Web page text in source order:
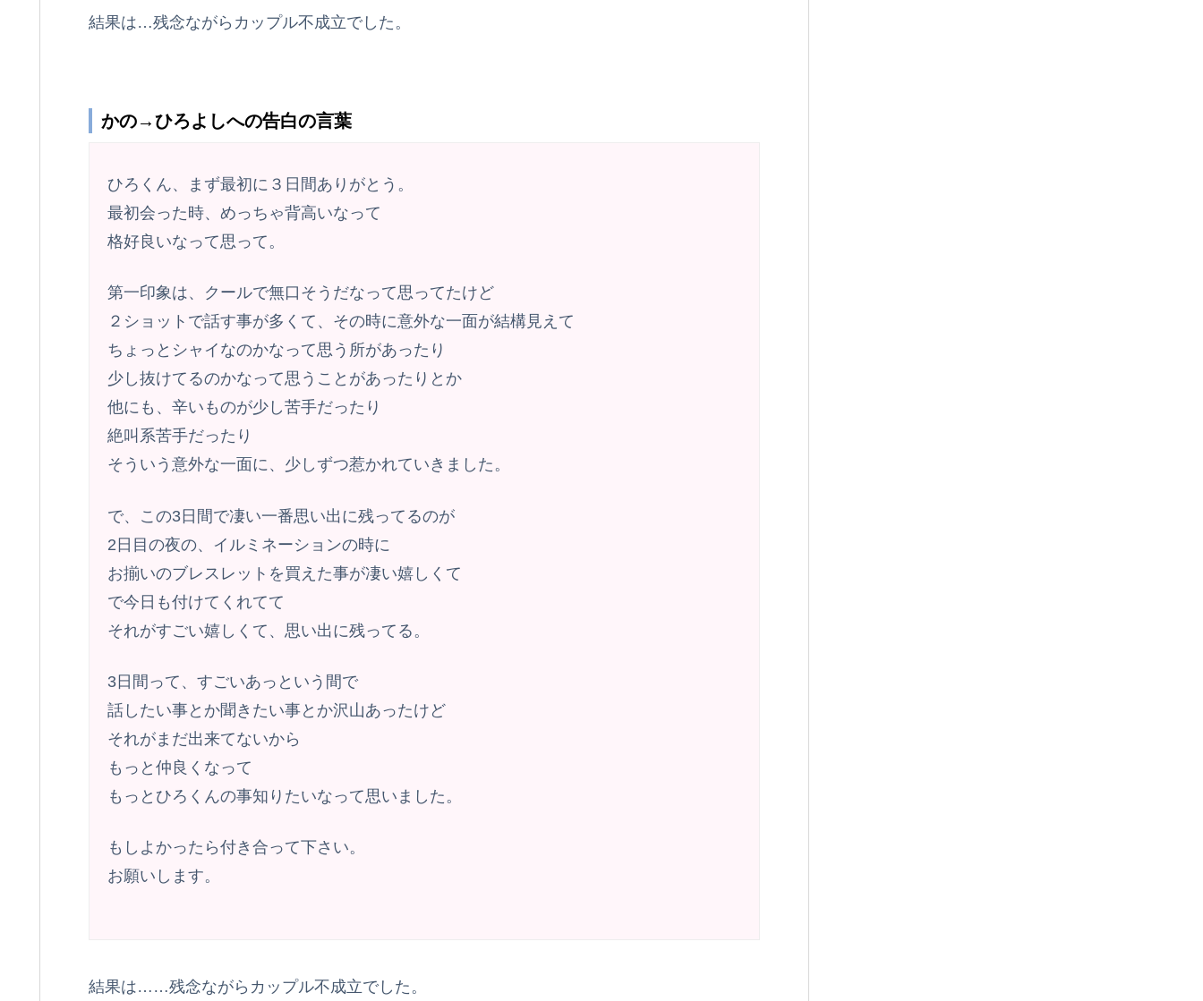
結果は…残念ながらカップル不成立でした。
かの→ひろよしへの告白の言葉
ひろくん、まず最初に３日間ありがとう。
最初会った時、めっちゃ背高いなって
格好良いなって思って。
第一印象は、クールで無口そうだなって思ってたけど
２ショットで話す事が多くて、その時に意外な一面が結構見えて
ちょっとシャイなのかなって思う所があったり
少し抜けてるのかなって思うことがあったりとか
他にも、辛いものが少し苦手だったり
絶叫系苦手だったり
そういう意外な一面に、少しずつ惹かれていきました。
で、この3日間で凄い一番思い出に残ってるのが
2日目の夜の、イルミネーションの時に
お揃いのブレスレットを買えた事が凄い嬉しくて
で今日も付けてくれてて
それがすごい嬉しくて、思い出に残ってる。
3日間って、すごいあっという間で
話したい事とか聞きたい事とか沢山あったけど
それがまだ出来てないから
もっと仲良くなって
もっとひろくんの事知りたいなって思いました。
もしよかったら付き合って下さい。
お願いします。
結果は……残念ながらカップル不成立でした。